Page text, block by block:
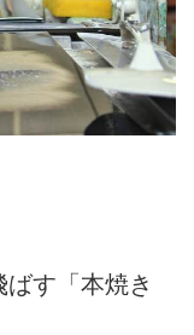
す「本焼き